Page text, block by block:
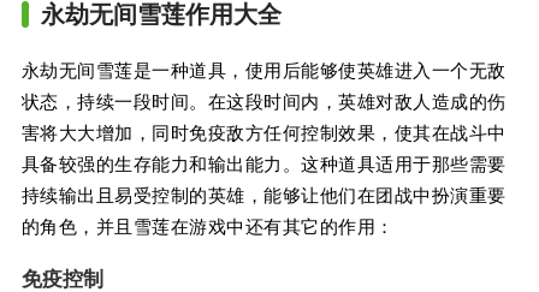
永劫无间雪莲作用大全
永劫无间雪莲是一种道具，使用后能够使英雄进入一个无敌
状态，持续一段时间。在这段时间内，英雄对敌人造成的伤
害将大大增加，同时免疫敌方任何控制效果，使其在战斗中
具备较强的生存能力和输出能力。这种道具适用于那些需要
持续输出且易受控制的英雄，能够让他们在团战中扮演重要
的角色，并且雪莲在游戏中还有其它的作用：
免疫控制